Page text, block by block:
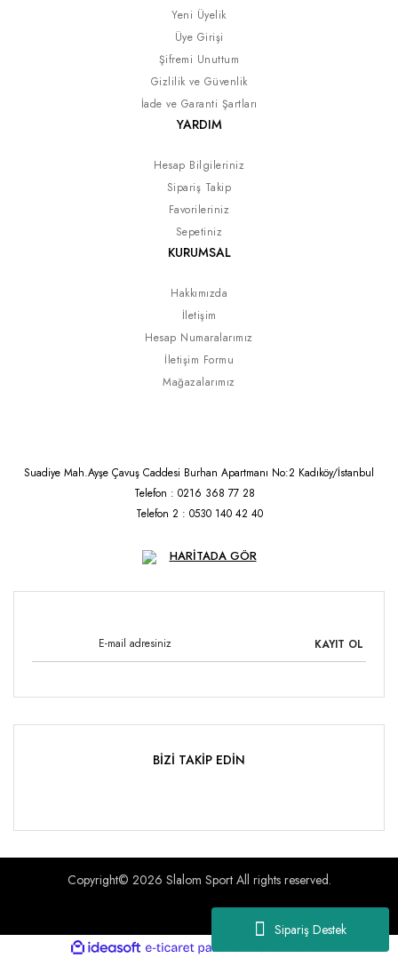
Sipariş Destek
Yeni Üyelik
Üye Girişi
Şifremi Unuttum
Gizlilik ve Güvenlik
İade ve Garanti Şartları
YARDIM
Hesap Bilgileriniz
Sipariş Takip
Favorileriniz
Sepetiniz
KURUMSAL
Hakkımızda
İletişim
Hesap Numaralarımız
İletişim Formu
Mağazalarımız
Suadiye Mah.Ayşe Çavuş Caddesi Burhan Apartmanı No:2 Kadıköy/İstanbul
Telefon : 0216 368 77 28
Telefon 2 : 0530 140 42 40
HARİTADA GÖR
KAYIT OL
BİZİ TAKİP EDİN
Copyright© 2026 Slalom Sport All rights reserved.
ideasoft